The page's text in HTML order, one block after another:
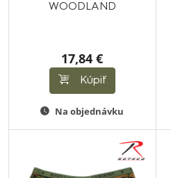
WOODLAND
17,84 €
Kúpiť
Na objednávku